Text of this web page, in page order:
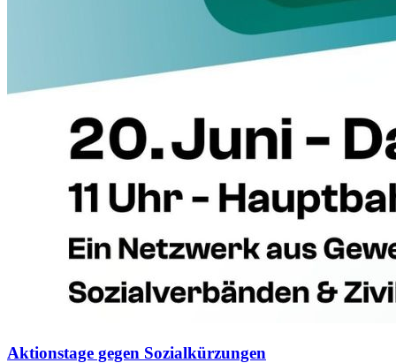
Aktionstage gegen Sozialkürzungen